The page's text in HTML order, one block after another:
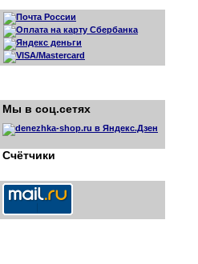
Мы в соц.сетях
Счётчики